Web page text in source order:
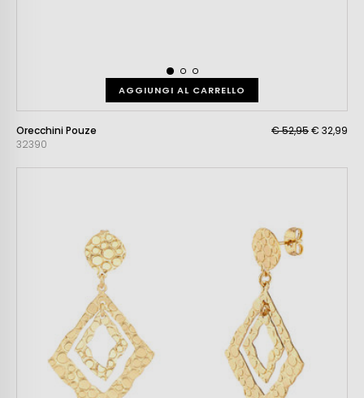
AGGIUNGI AL CARRELLO
Orecchini Pouze
32390
€ 52,95€ 32,99